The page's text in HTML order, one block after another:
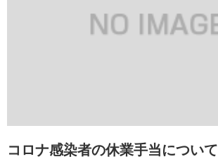
コロナ感染者の休業手当について